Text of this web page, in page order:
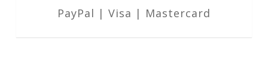
PayPal | Visa | Mastercard